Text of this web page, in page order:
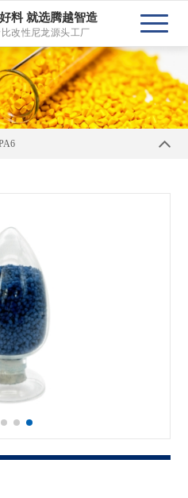
料 就选腾越智造
改性尼龙源头工厂